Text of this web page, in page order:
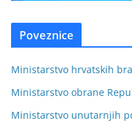
Poveznice
Ministarstvo hrvatskih
Ministarstvo obrane
Ministarstvo unutarnjih